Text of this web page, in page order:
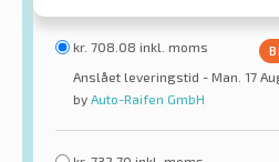
kr. 708.08 inkl. moms
Anslået leveringstid - Man. 17
by Auto-Raifen GmbH